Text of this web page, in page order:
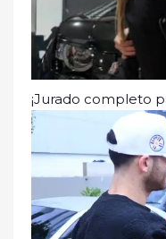
¡Jurado completo